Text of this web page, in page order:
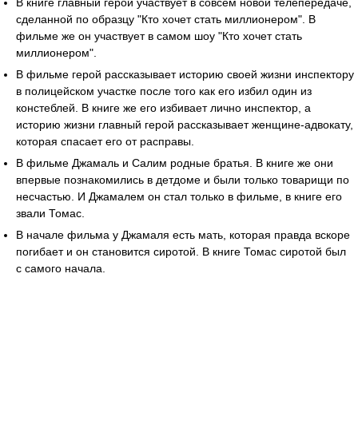
В книге главный герой участвует в совсем новой телепередаче,
сделанной по образцу "Кто хочет стать миллионером". В
фильме же он участвует в самом шоу "Кто хочет стать
миллионером".
В фильме герой рассказывает историю своей жизни инспектору
в полицейском участке после того как его избил один из
констеблей. В книге же его избивает лично инспектор, а
историю жизни главный герой рассказывает женщине-адвокату,
которая спасает его от расправы.
В фильме Джамаль и Салим родные братья. В книге же они
впервые познакомились в детдоме и были только товарищи по
несчастью. И Джамалем он стал только в фильме, в книге его
звали Томас.
В начале фильма у Джамаля есть мать, которая правда вскоре
погибает и он становится сиротой. В книге Томас сиротой был
с самого начала.